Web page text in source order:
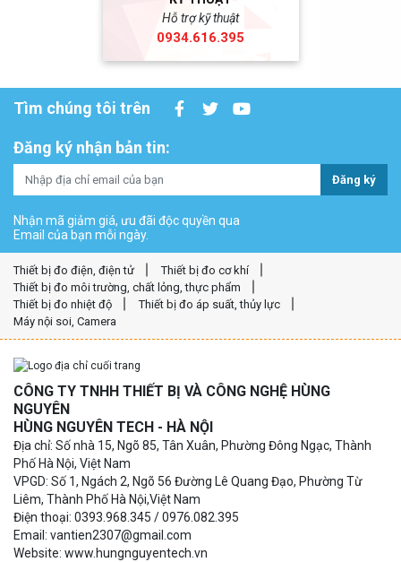
Hỗ trợ kỹ thuật
0934.616.395
Tìm chúng tôi trên
Đăng ký nhận bản tin:
Đăng ký
Nhận mã giảm giá, ưu đãi độc quyền qua
Email của bạn mỗi ngày.
Thiết bị đo điện, điện tử
Thiết bị đo cơ khí
Thiết bị đo môi trường, chất lỏng, thực phẩm
Thiết bị đo nhiệt độ
Thiết bị đo áp suất, thủy lực
Máy nội soi, Camera
CÔNG TY TNHH THIẾT BỊ VÀ CÔNG NGHỆ HÙNG
NGUYÊN
HÙNG NGUYÊN TECH - HÀ NỘI
Địa chỉ: Số nhà 15, Ngõ 85, Tân Xuân, Phường Đông Ngạc, Thành
Phố Hà Nội, Việt Nam
VPGD: Số 1, Ngách 2, Ngõ 56 Đường Lê Quang Đạo, Phường Từ
Liêm, Thành Phố Hà Nội,Việt Nam
Điện thoại: 0393.968.345 / 0976.082.395
Email: vantien2307@gmail.com
Website: www.hungnguyentech.vn